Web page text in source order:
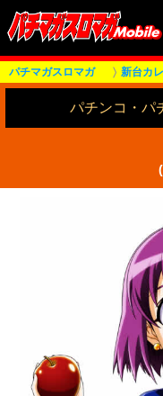
パチマガスロマガ 新台カ
パチンコ・パ